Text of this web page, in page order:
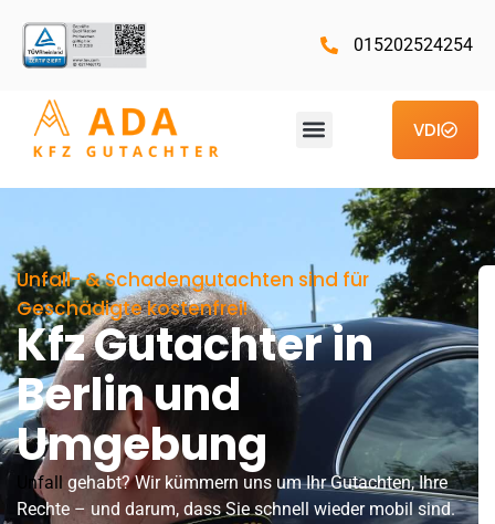
015202524254
VDI
Unfall- & Schadengutachten sind für
Geschädigte kostenfrei!
Kfz Gutachter in
Berlin und
Umgebung
Unfall
gehabt? Wir kümmern uns um Ihr Gutachten, Ihre
Rechte – und darum, dass Sie schnell wieder mobil sind.